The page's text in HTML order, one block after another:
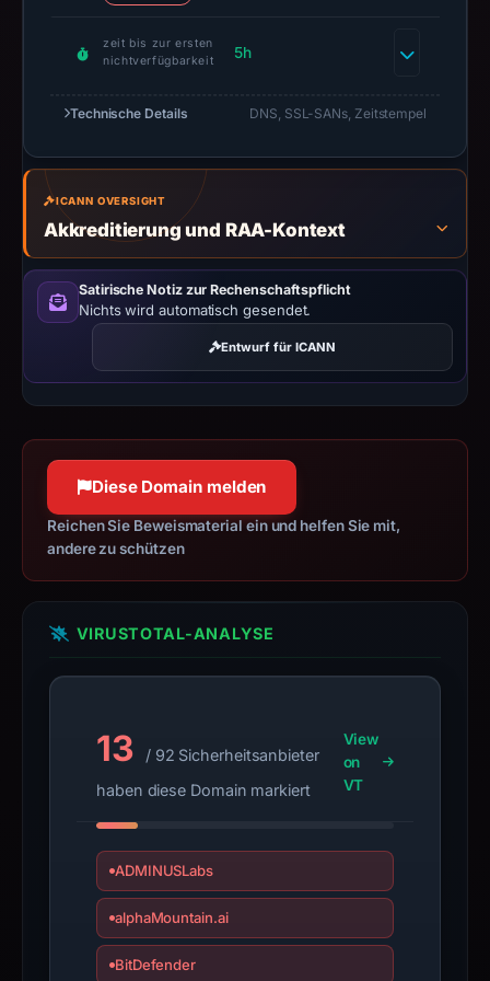
as
registration
At
collection
the
domain
resolved
to
45.9.148.106;
hosting
addresses
can
be
shared,
so
should
not
treated
solely
because
appears
here.
These
findings
zeit bis zur ersten
nichtverfügbarkeit
5h
Technische Details DNS, SSL-SANs, Zeitstempel
ICANN OVERSIGHT
Akkreditierung und RAA-Kontext
Satirische Notiz zur Rechenschaftspflicht
Nichts wird automatisch gesendet.
Entwurf für ICANN
Diese Domain melden
Reichen Sie Beweismaterial ein und helfen Sie mit,
andere zu schützen
VIRUSTOTAL-ANALYSE
13
/ 92 Sicherheitsanbieter
haben diese Domain markiert
View
on
VT
ADMINUSLabs
alphaMountain.ai
BitDefender